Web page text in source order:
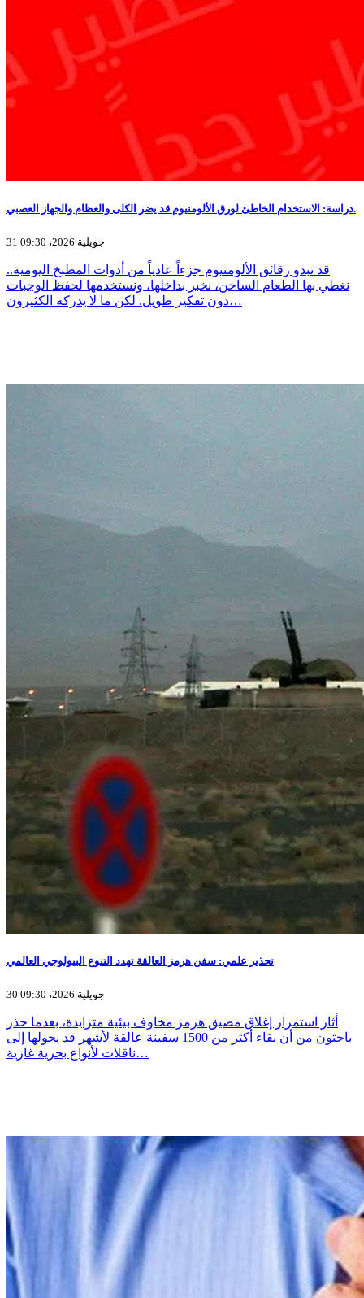
دراسة: الاستخدام الخاطئ لورق الألومنيوم قد يضر الكلى والعظام والجهاز العصبي.
31 جويلية 2026، 09:30
قد تبدو رقائق الألومنيوم جزءاً عادياً من أدوات المطبخ اليومية..
نغطي بها الطعام الساخن، نخبز بداخلها، ونستخدمها لحفظ الوجبات
دون تفكير طويل. لكن ما لا يدركه الكثيرون…
تحذير علمي: سفن هرمز العالقة تهدد التنوع البيولوجي العالمي
30 جويلية 2026، 09:30
أثار استمرار إغلاق مضيق هرمز مخاوف بيئية متزايدة، بعدما حذر
باحثون من أن بقاء أكثر من 1500 سفينة عالقة لأشهر قد يحولها إلى
ناقلات لأنواع بحرية غازية…